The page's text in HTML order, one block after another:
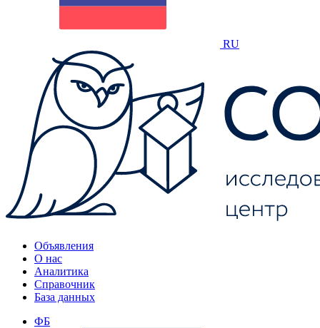
RU
Объявления
О нас
Аналитика
Справочник
База данных
ФБ